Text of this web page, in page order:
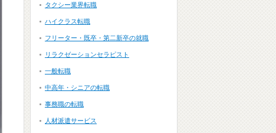
タクシー業界転職
ハイクラス転職
フリーター・既卒・第二新卒の就職
リラクゼーションセラピスト
一般転職
中高年・シニアの転職
事務職の転職
人材派遣サービス